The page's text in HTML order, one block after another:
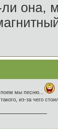
ли она,
мы песню...
из-за чего